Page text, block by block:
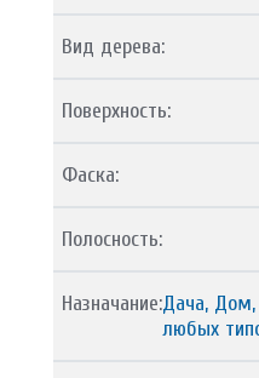
Вид дерева:
Поверхность:
Фаска:
Полосность:
Назначание:Дача, Дом,
любых